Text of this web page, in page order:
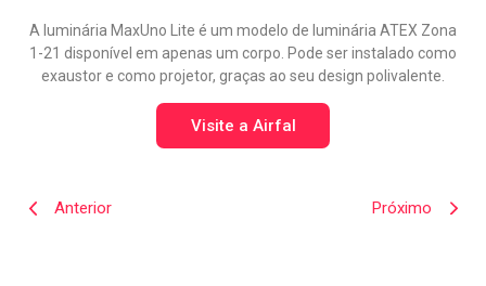
A luminária MaxUno Lite é um modelo de luminária ATEX Zona
1-21 disponível em apenas um corpo. Pode ser instalado como
exaustor e como projetor, graças ao seu design polivalente.
Visite a Airfal
Anterior Próximo